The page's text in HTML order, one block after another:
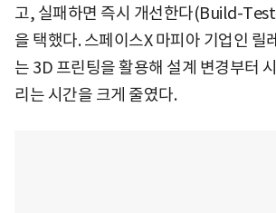
고, 실패하면 즉시 개선한다(Build-
을 택했다. 스페이스X 마피아 기업인 릴
는 3D 프린팅을 활용해 설계 변경부터
리는 시간을 크게 줄였다.